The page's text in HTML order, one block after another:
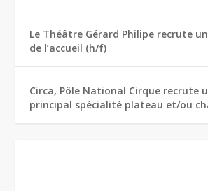
Le Théâtre Gérard Philipe recrute
de l’accueil (h/f)
Circa, Pôle National Cirque recrute
principal spécialité plateau et/ou